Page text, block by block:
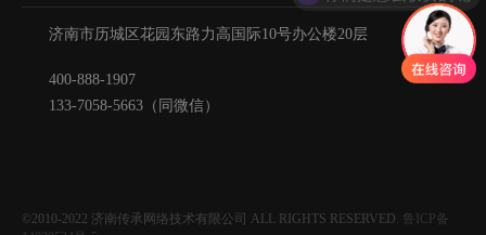
济南市历城区花园东路力高国际10号办公楼20层
400-888-1907
133-7058-5663（同微信）
©2010-2022 济南传承网络技术有限公司 ALL RIGHTS RESERVED. 鲁ICP备